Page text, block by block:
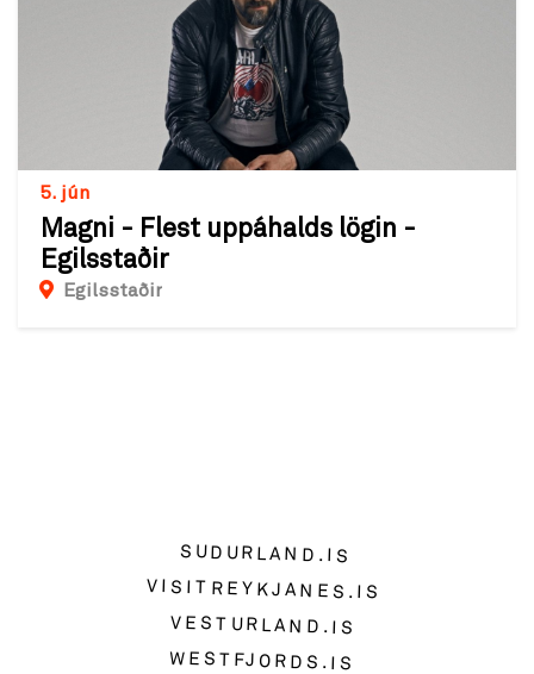
5. jún
Magni - Flest uppáhalds lögin -
Egilsstaðir
Egilsstaðir
SUDURLAND.IS
VISITREYKJANES.IS
VESTURLAND.IS
WESTFJORDS.IS